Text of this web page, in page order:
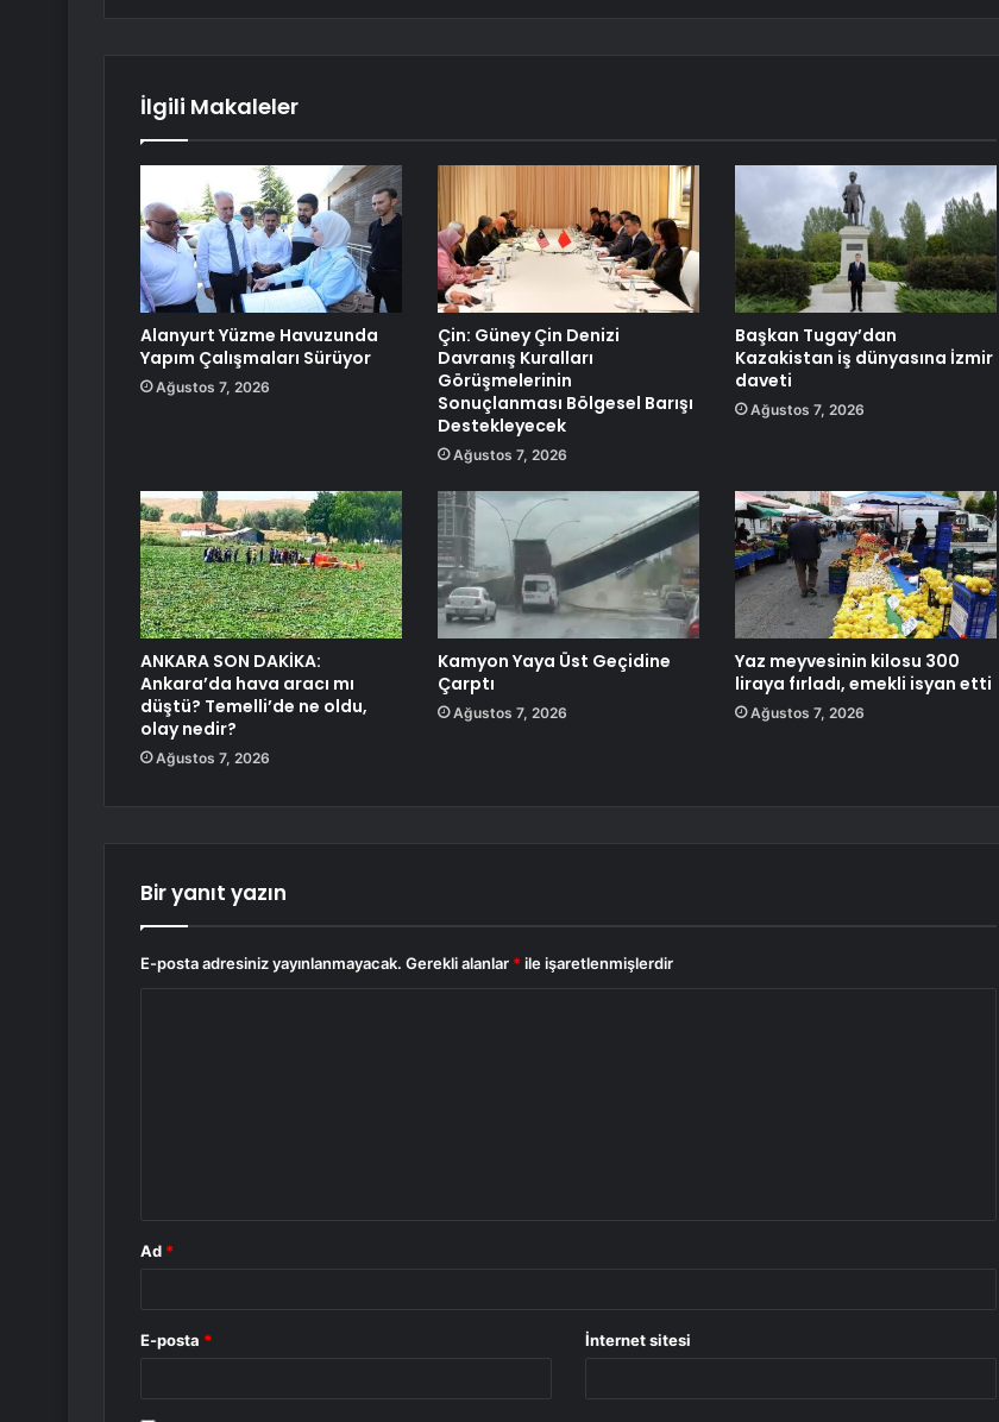
İlgili Makaleler
Alanyurt Yüzme Havuzunda
Yapım Çalışmaları Sürüyor
Ağustos 7, 2026
Çin: Güney Çin Denizi
Davranış Kuralları
Görüşmelerinin
Sonuçlanması Bölgesel Barışı
Destekleyecek
Ağustos 7, 2026
Başkan Tugay’dan
Kazakistan iş dünyasına İzmir
daveti
Ağustos 7, 2026
ANKARA SON DAKİKA:
Ankara’da hava aracı mı
düştü? Temelli’de ne oldu,
olay nedir?
Ağustos 7, 2026
Kamyon Yaya Üst Geçidine
Çarptı
Ağustos 7, 2026
Yaz meyvesinin kilosu 300
liraya fırladı, emekli isyan etti
Ağustos 7, 2026
Bir yanıt yazın
E-posta adresiniz yayınlanmayacak. Gerekli alanlar * ile işaretlenmişlerdir
Ad *
E-posta * İnternet sitesi